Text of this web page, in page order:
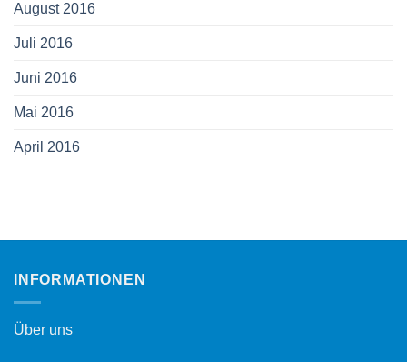
August 2016
Juli 2016
Juni 2016
Mai 2016
April 2016
INFORMATIONEN
Über uns